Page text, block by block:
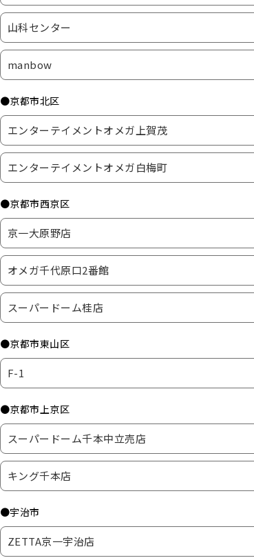
山科センター
manbow
●京都市北区
エンターテイメントオメガ上賀茂
エンターテイメントオメガ白梅町
●京都市西京区
京一大原野店
オメガ千代原口2番館
スーパードーム桂店
●京都市東山区
F-1
●京都市上京区
スーパードーム千本中立売店
キング千本店
●宇治市
ZETTA京一宇治店